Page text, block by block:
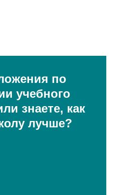
по
учебного
знаете, как
лучше?